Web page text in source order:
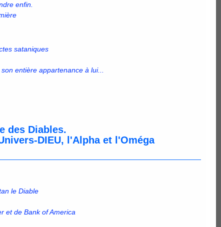
enfin.
sataniques
entière appartenance à lui...
des Diables.
DIEU, l'Alpha et l'Oméga
le Diable
et de Bank of America